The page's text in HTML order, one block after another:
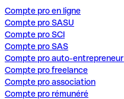
Compte pro en ligne
Compte pro SASU
Compte pro SCI
Compte pro SAS
Compte pro auto-entrepreneur
Compte pro freelance
Compte pro association
Compte pro rémunéré